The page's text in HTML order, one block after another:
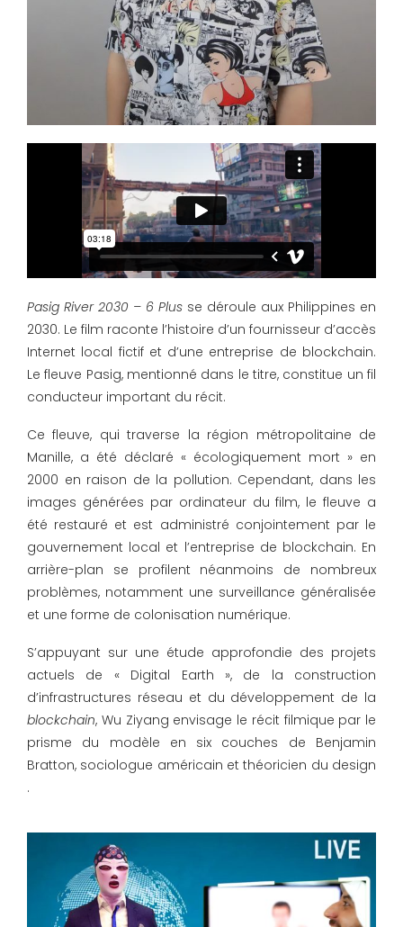
Pasig River 2030 – 6 Plus se déroule aux Philippines en
2030. Le film raconte l’histoire d’un fournisseur d’accès
Internet local fictif et d’une entreprise de blockchain.
Le fleuve Pasig, mentionné dans le titre, constitue un fil
conducteur important du récit.
Ce fleuve, qui traverse la région métropolitaine de
Manille, a été déclaré « écologiquement mort » en
2000 en raison de la pollution. Cependant, dans les
images générées par ordinateur du film, le fleuve a
été restauré et est administré conjointement par le
gouvernement local et l’entreprise de blockchain. En
arrière-plan se profilent néanmoins de nombreux
problèmes, notamment une surveillance généralisée
et une forme de colonisation numérique.
S’appuyant sur une étude approfondie des projets
actuels de « Digital Earth », de la construction
d’infrastructures réseau et du développement de la
blockchain, Wu Ziyang envisage le récit filmique par le
prisme du modèle en six couches de Benjamin
Bratton, sociologue américain et théoricien du design
.